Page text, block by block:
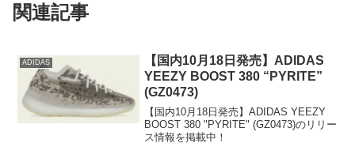
関連記事
ADIDAS
【国内10月18日発売】ADIDAS
YEEZY BOOST 380 “PYRITE”
(GZ0473)
【国内10月18日発売】ADIDAS YEEZY
BOOST 380 "PYRITE" (GZ0473)のリリー
ス情報を掲載中！